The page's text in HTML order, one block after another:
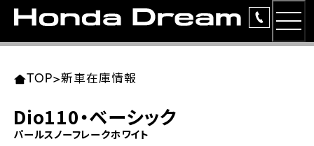
ラインアップ
TOP>新車在庫情報
Dio110・ベーシック
パールスノーフレークホワイト
東北エリア 店舗一覧
岩手県
関東エリア 店舗一覧
東京都
中部エリア 店舗一覧
愛知県
近畿エリア 店舗一覧
大阪府
中国・四国エリア 店舗一覧
岡山県
九州エリア 店舗一覧
福岡県